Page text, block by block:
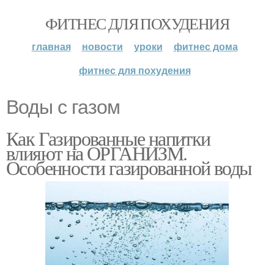
ФИТНЕС ДЛЯ ПОХУДЕНИЯ
главная новости уроки
фитнес дома
фитнес для похудения
Воды с газом
Как Газированные напитки
влияют на ОРГАНИЗМ.
Особенности газированной воды